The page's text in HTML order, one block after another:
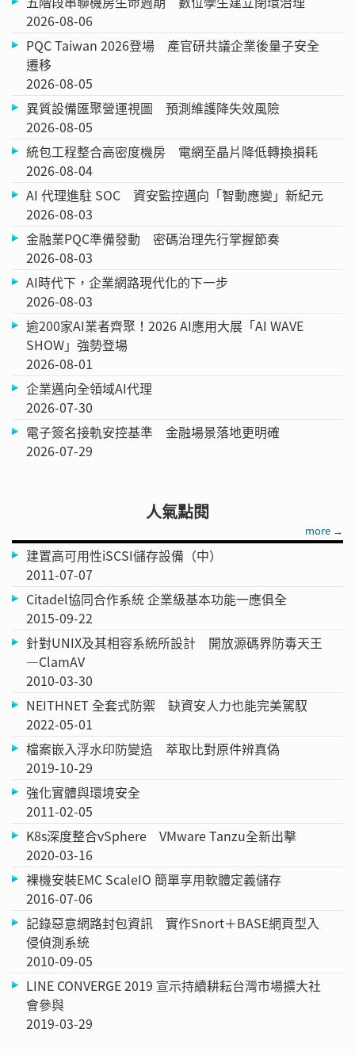
2026-08-06
PQC Taiwan 2026登場 產官研共議企業後量子安全
遷移
2026-08-05
異質設備匯聚營運視圖 預測維護降失效風險
2026-08-05
統包工程整合高密度機房 電網至晶片降低轉換損耗
2026-08-04
AI 代理進駐 SOC 資安監控邁向「智動應變」新紀元
2026-08-03
金融業PQC準備發動 密碼治理先行掌握節奏
2026-08-03
AI時代下，企業網路現代化的下一步
2026-08-03
逾200家AI業者齊聚！2026 AI應用大展「AI WAVE
SHOW」強勢登場
2026-08-01
企業邁向全領域AI代理
2026-07-30
電子簽名接軌安控基準 金融場景落地更明確
2026-07-29
人氣點閱
more →
建置高可用性iSCSI儲存設備（中）
2011-07-07
Citadel協同合作系統 企業級基本功能一應俱全
2015-09-22
針對UNIX及其相容系統所設計 開放源碼界防毒天王
—ClamAV
2010-03-30
NEITHNET 全套式防禦 缺資安人力也能完美駕馭
2022-05-01
檔案嵌入浮水印防變造 萃取比對原件辨真偽
2019-10-29
強化實體與環境安全
2011-02-05
K8s深度整合vSphere VMware Tanzu全新出擊
2020-03-16
裸機安裝EMC ScaleIO 簡單享用軟體定義儲存
2016-07-06
記錄惡意網路封包資訊 實作Snort＋BASE網頁型入
侵偵測系統
2010-09-05
LINE CONVERGE 2019 宣示持續耕耘台灣市場擴大社
會參與
2019-03-29